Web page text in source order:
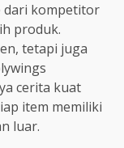
dari kompetitor
produk.
tetapi juga
cerita kuat
item memiliki
luar.